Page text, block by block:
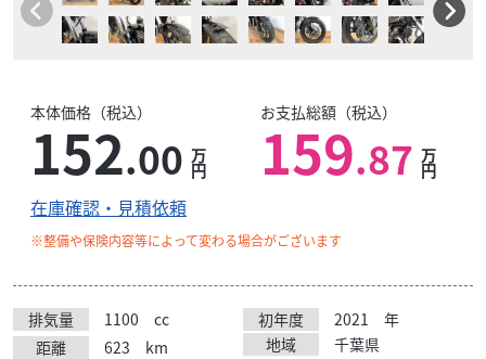
本体価格（税込）
152.00 万
円
お支払総額（税込）
159.87 万
円
在庫確認・見積依頼
※整備や保険内容等によって変わる場合がございます
排気量 1100 cc 初年度 2021
年
距離
623 km 地域
千葉県